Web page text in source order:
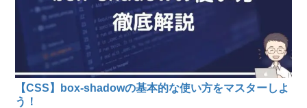
【CSS】box-shadowの基本的な使い方をマスターしよ
う！